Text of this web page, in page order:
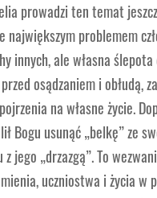
prowadzi ten temat
największym problemem
innych, ale własna ślepota
osądzaniem i obłudą,
na własne życie.
Bogu usunąć „belkę” ze
jego „drzazgą”. To
uczniostwa i życia w